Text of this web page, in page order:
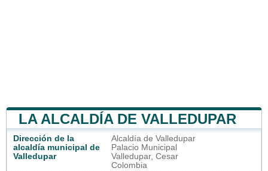
LA ALCALDÍA DE VALLEDUPAR
Dirección de la
alcaldía municipal de
Valledupar
Alcaldía de Valledupar
Palacio Municipal
Valledupar, Cesar
Colombia